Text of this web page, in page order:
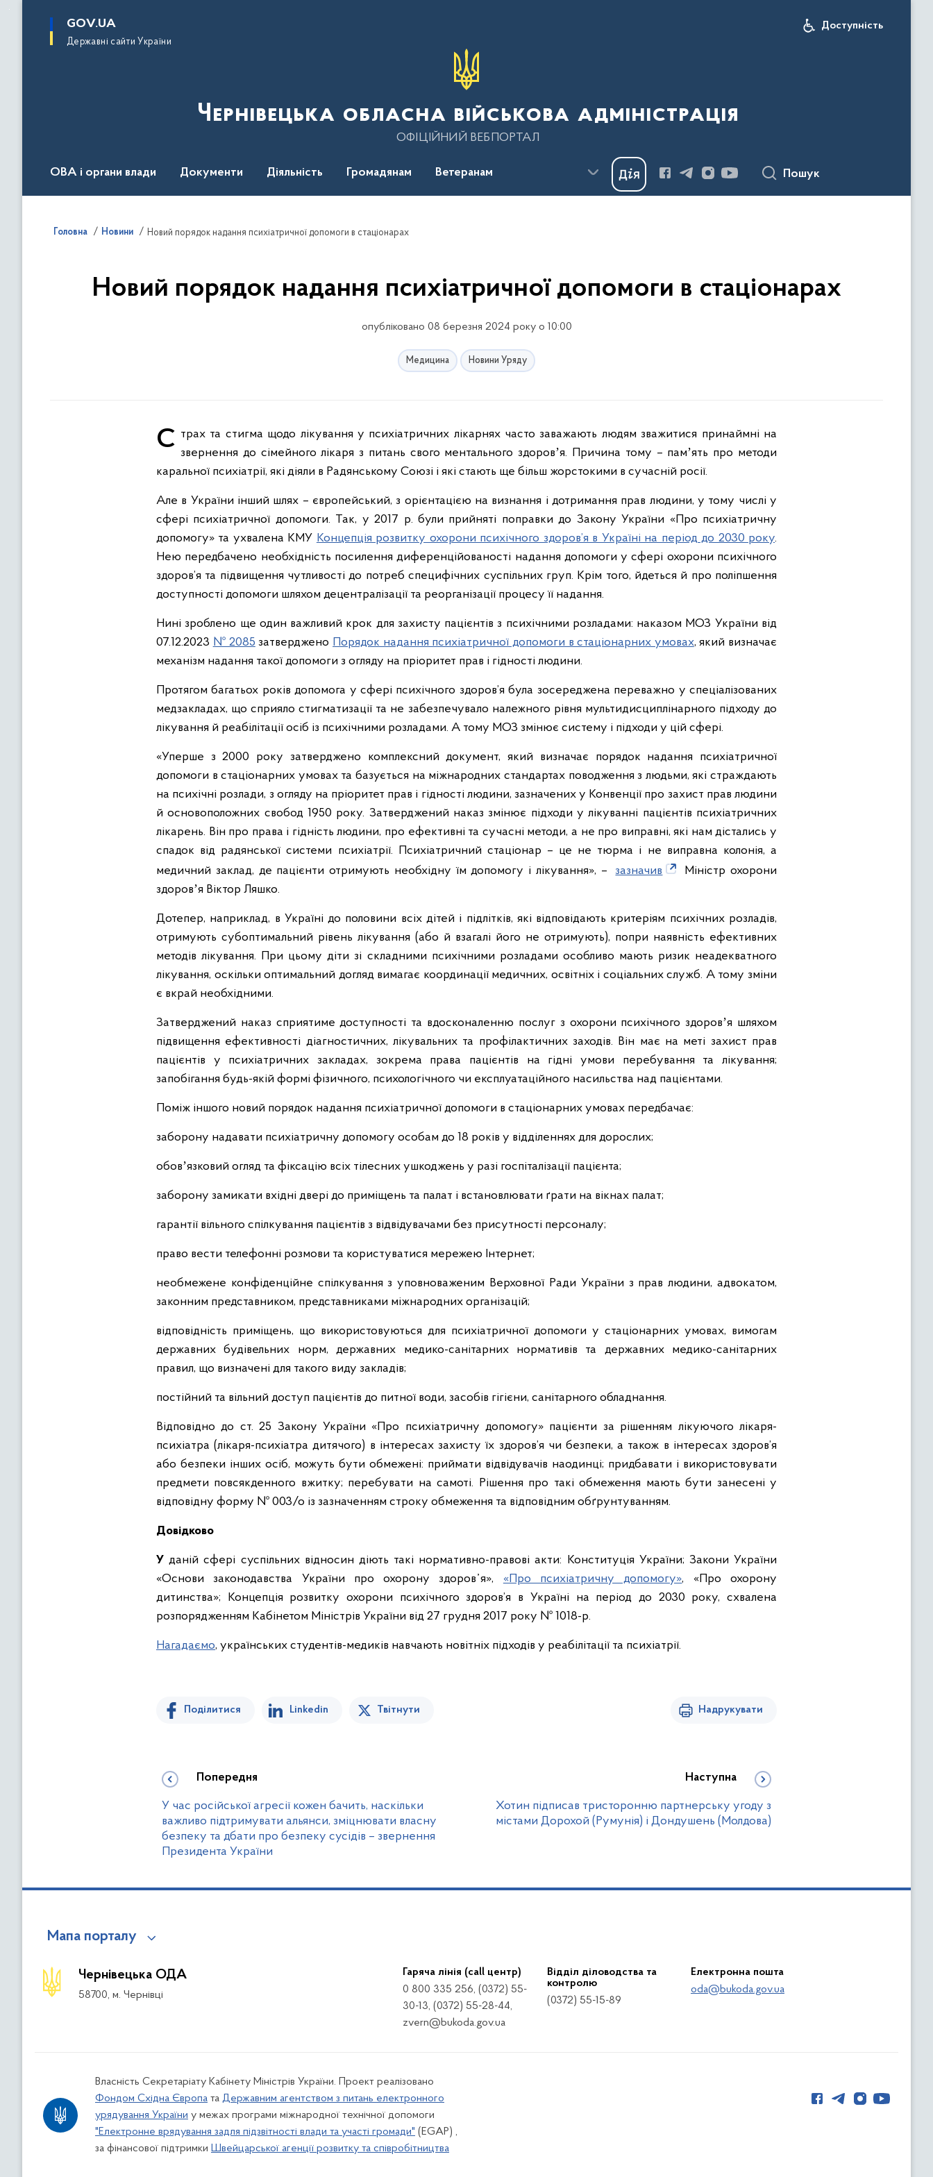
основного
GOV.UA
Державні сайти України
Доступність
Чернівецька обласна військова адміністрація
ОФІЦІЙНИЙ ВЕБПОРТАЛ
ОВА і органи влади Документи Діяльність Громадянам Ветеранам Пошук
Головна Новини Новий порядок надання психіатричної допомоги в стаціонарах
Новий порядок надання психіатричної допомоги в стаціонарах
опубліковано 08 березня 2024 року о 10:00
Медицина Новини Уряду
Страх та стигма щодо лікування у психіатричних лікарнях часто заважають людям зважитися принаймні на звернення до сімейного лікаря з питань свого ментального здоровʼя. Причина тому – памʼять про методи
каральної психіатрії, які діяли в Радянському Союзі і які стають ще більш жорстокими в сучасній росії.
Але в України інший шлях – європейський, з орієнтацією на визнання і дотримання прав людини, у тому числі у
сфері психіатричної допомоги. Так, у 2017 р. були прийняті поправки до Закону України «Про психіатричну
допомогу» та ухвалена КМУ Концепція розвитку охорони психічного здоров’я в Україні на період до 2030 року.
Нею передбачено необхідність посилення диференційованості надання допомоги у сфері охорони психічного
здоров’я та підвищення чутливості до потреб специфічних суспільних груп. Крім того, йдеться й про поліпшення
доступності допомоги шляхом децентралізації та реорганізації процесу її надання.
Нині зроблено ще один важливий крок для захисту пацієнтів з психічними розладами: наказом МОЗ України від
07.12.2023 № 2085 затверджено Порядок надання психіатричної допомоги в стаціонарних умовах, який визначає
механізм надання такої допомоги з огляду на пріоритет прав і гідності людини.
Протягом багатьох років допомога у сфері психічного здоров’я була зосереджена переважно у спеціалізованих
медзакладах, що сприяло стигматизації та не забезпечувало належного рівня мультидисциплінарного підходу до
лікування й реабілітації осіб із психічними розладами. А тому МОЗ змінює систему і підходи у цій сфері.
«Уперше з 2000 року затверджено комплексний документ, який визначає порядок надання психіатричної
допомоги в стаціонарних умовах та базується на міжнародних стандартах поводження з людьми, які страждають
на психічні розлади, з огляду на пріоритет прав і гідності людини, зазначених у Конвенції про захист прав людини
й основоположних свобод 1950 року. Затверджений наказ змінює підходи у лікуванні пацієнтів психіатричних
лікарень. Він про права і гідність людини, про ефективні та сучасні методи, а не про виправні, які нам дістались у
спадок від радянської системи психіатрії. Психіатричний стаціонар – це не тюрма і не виправна колонія, а
медичний заклад, де пацієнти отримують необхідну їм допомогу і лікування», –
зазначив
Міністр охорони
здоровʼя Віктор Ляшко.
Дотепер, наприклад, в Україні до половини всіх дітей і підлітків, які відповідають критеріям психічних розладів,
отримують субоптимальний рівень лікування (або й взагалі його не отримують), попри наявність ефективних
методів лікування. При цьому діти зі складними психічними розладами особливо мають ризик неадекватного
лікування, оскільки оптимальний догляд вимагає координації медичних, освітніх і соціальних служб. А тому зміни
є вкрай необхідними.
Затверджений наказ сприятиме доступності та вдосконаленню послуг з охорони психічного здоровʼя шляхом
підвищення ефективності діагностичних, лікувальних та профілактичних заходів. Він має на меті захист прав
пацієнтів у психіатричних закладах, зокрема права пацієнтів на гідні умови перебування та лікування;
запобігання будь-якій формі фізичного, психологічного чи експлуатаційного насильства над пацієнтами.
Поміж іншого новий порядок надання психіатричної допомоги в стаціонарних умовах передбачає:
заборону надавати психіатричну допомогу особам до 18 років у відділеннях для дорослих;
обовʼязковий огляд та фіксацію всіх тілесних ушкоджень у разі госпіталізації пацієнта;
заборону замикати вхідні двері до приміщень та палат і встановлювати ґрати на вікнах палат;
гарантії вільного спілкування пацієнтів з відвідувачами без присутності персоналу;
право вести телефонні розмови та користуватися мережею Інтернет;
необмежене конфіденційне спілкування з уповноваженим Верховної Ради України з прав людини, адвокатом,
законним представником, представниками міжнародних організацій;
відповідність приміщень, що використовуються для психіатричної допомоги у стаціонарних умовах, вимогам
державних будівельних норм, державних медико-санітарних нормативів та державних медико-санітарних
правил, що визначені для такого виду закладів;
постійний та вільний доступ пацієнтів до питної води, засобів гігієни, санітарного обладнання.
Відповідно до ст. 25 Закону України «Про психіатричну допомогу» пацієнти за рішенням лікуючого лікаря-
психіатра (лікаря-психіатра дитячого) в інтересах захисту їх здоров’я чи безпеки, а також в інтересах здоров’я
або безпеки інших осіб, можуть бути обмежені: приймати відвідувачів наодинці; придбавати і використовувати
предмети повсякденного вжитку; перебувати на самоті. Рішення про такі обмеження мають бути занесені у
відповідну форму № 003/о із зазначенням строку обмеження та відповідним обґрунтуванням.
Довідково
У даній сфері суспільних відносин діють такі нормативно-правові акти: Конституція України; Закони України
«Основи законодавства України про охорону здоров᾿я», «Про психіатричну допомогу», «Про охорону
дитинства»; Концепція розвитку охорони психічного здоров’я в Україні на період до 2030 року, схвалена
розпорядженням Кабінетом Міністрів України від 27 грудня 2017 року № 1018-р.
Нагадаємо, українських студентів-медиків навчають новітніх підходів у реабілітації та психіатрії.
Поділитися Linkedin Твітнути Надрукувати
Попередня
У час російської агресії кожен бачить, наскільки
важливо підтримувати альянси, зміцнювати власну
безпеку та дбати про безпеку сусідів – звернення
Президента України
Наступна
Хотин підписав тристоронню партнерську угоду з
містами Дорохой (Румунія) і Дондушень (Молдова)
Мапа порталу
Чернівецька ОДА
58700, м. Чернівці
Гаряча лінія (call центр)
0 800 335 256, (0372) 55-
30-13, (0372) 55-28-44,
zvern@bukoda.gov.ua
Відділ діловодства та
контролю
(0372) 55-15-89
Електронна пошта
oda@bukoda.gov.ua
Власність Секретаріату Кабінету Міністрів України. Проект реалізовано
Фондом Східна Європа та Державним агентством з питань електронного
урядування України у межах програми міжнародної технічної допомоги
"Електронне врядування задля підзвітності влади та участі громади" (EGAP) ,
за фінансової підтримки Швейцарської агенції розвитку та співробітництва